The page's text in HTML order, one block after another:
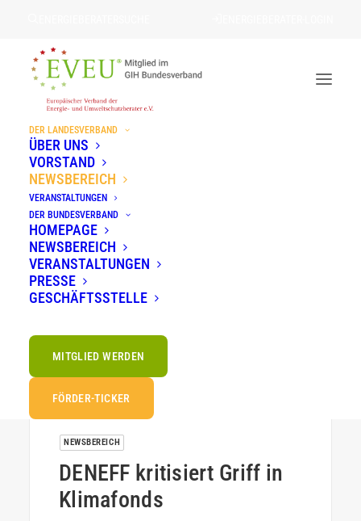
DER LANDESVERBAND
ÜBER UNS
VORSTAND
NEWSBEREICH
VERANSTALTUNGEN
DER BUNDESVERBAND
HOMEPAGE
NEWSBEREICH
VERANSTALTUNGEN
PRESSE
GESCHÄFTSSTELLE
MITGLIED WERDEN
FÖRDER-TICKER
Newsbereich
STARTSEITE»NEWSBEREICH
Aktuelle Meldungen rund um
Gebäude, Energie und
NEWSBEREICH
DENEFF kritisiert Griff in
Klimafonds